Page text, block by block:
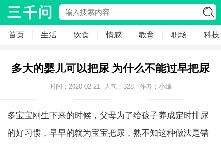
首页 生活 饮食 情感 教育 职场 科技
多大的婴儿可以把尿 为什么不能过早把尿
时间：2020-02-21 人气： 328 作者：小编
多宝宝刚生下来的时候，父母为了给孩子养成定时排尿
的好习惯，早早的就为宝宝把尿，熟不知这种做法是错